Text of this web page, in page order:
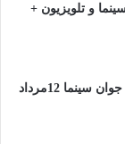
و تلویزیون +
درگذشت مریم همتیان بازیگر جوان سینما 12مرداد